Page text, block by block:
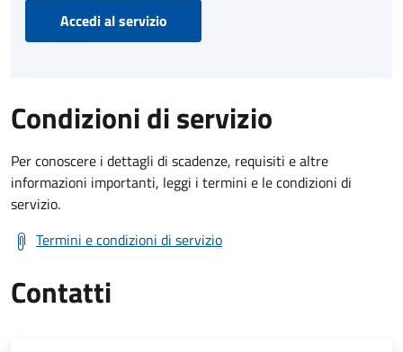
Accedi al servizio
Condizioni di servizio
Per conoscere i dettagli di scadenze, requisiti e altre
informazioni importanti, leggi i termini e le condizioni di
servizio.
Termini e condizioni di servizio
Contatti